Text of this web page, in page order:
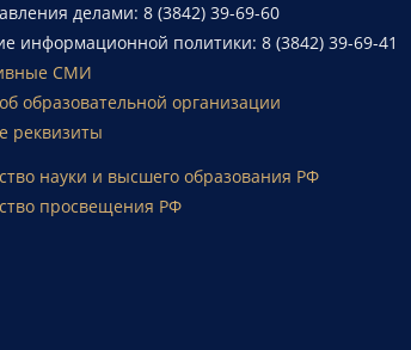
делами: 8 (3842) 39-69-60
информационной политики: 8 (3842) 39-69-41
СМИ
образовательной организации
реквизиты
науки и высшего образования РФ
просвещения РФ